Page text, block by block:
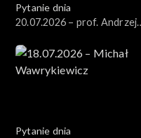
Pytanie dnia
20.07.2026 – prof. Andrzej
Pytanie dnia